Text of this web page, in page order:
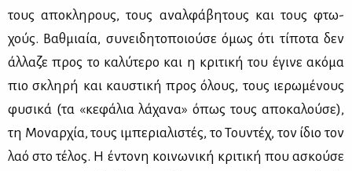
τους απο­κλη­ρους, τους αναλ­φά­βη­τους και τους φτω­
χούς. Βαθ­μιαία, συ­νει­δη­το­ποιού­σε όμως ότι τί­πο­τα δεν
άλ­λα­ζε προς το κα­λύ­τε­ρο και η κρι­τι­κή του έγι­νε ακό­μα
πιο σκλη­ρή και καυ­στι­κή προς όλους, τους ιε­ρω­μέ­νους
φυ­σι­κά (τα «κε­φά­λια λά­χα­να» όπως τους απο­κα­λού­σε),
τη Μο­ναρ­χία, τους ιμπε­ρια­λι­στές, το Του­ντέχ, τον ίδιο τον
λαό στο τέ­λος. Η έντο­νη κοι­νω­νι­κή κρι­τι­κή που ασκού­σε